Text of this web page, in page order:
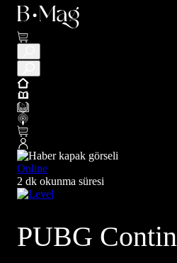
Online
2 dk okunma süresi
PUBG